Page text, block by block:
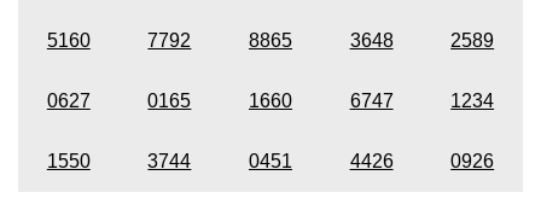
5160 7792 8865 3648 2589
0627 0165 1660 6747 1234
1550 3744 0451 4426 0926